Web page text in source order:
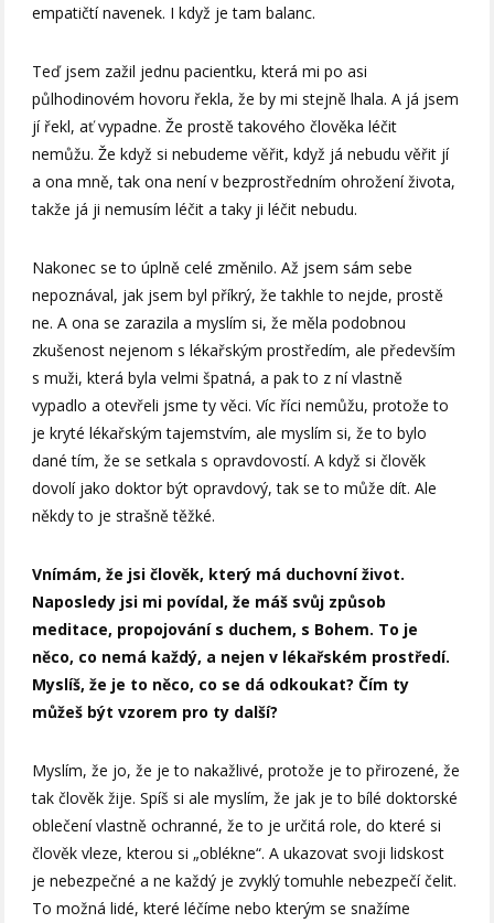
empatičtí navenek. I když je tam balanc.
Teď jsem zažil jednu pacientku, která mi po asi
půlhodinovém hovoru řekla, že by mi stejně lhala. A já jsem
jí řekl, ať vypadne. Že prostě takového člověka léčit
nemůžu. Že když si nebudeme věřit, když já nebudu věřit jí
a ona mně, tak ona není v bezprostředním ohrožení života,
takže já ji nemusím léčit a taky ji léčit nebudu.
Nakonec se to úplně celé změnilo. Až jsem sám sebe
nepoznával, jak jsem byl příkrý, že takhle to nejde, prostě
ne. A ona se zarazila a myslím si, že měla podobnou
zkušenost nejenom s lékařským prostředím, ale především
s muži, která byla velmi špatná, a pak to z ní vlastně
vypadlo a otevřeli jsme ty věci. Víc říci nemůžu, protože to
je kryté lékařským tajemstvím, ale myslím si, že to bylo
dané tím, že se setkala s opravdovostí. A když si člověk
dovolí jako doktor být opravdový, tak se to může dít. Ale
někdy to je strašně těžké.
Vnímám, že jsi člověk, který má duchovní život.
Naposledy jsi mi povídal, že máš svůj způsob
meditace, propojování s duchem, s Bohem. To je
něco, co nemá každý, a nejen v lékařském prostředí.
Myslíš, že je to něco, co se dá odkoukat? Čím ty
můžeš být vzorem pro ty další?
Myslím, že jo, že je to nakažlivé, protože je to přirozené, že
tak člověk žije. Spíš si ale myslím, že jak je to bílé doktorské
oblečení vlastně ochranné, že to je určitá role, do které si
člověk vleze, kterou si „oblékne“. A ukazovat svoji lidskost
je nebezpečné a ne každý je zvyklý tomuhle nebezpečí čelit.
To možná lidé, které léčíme nebo kterým se snažíme